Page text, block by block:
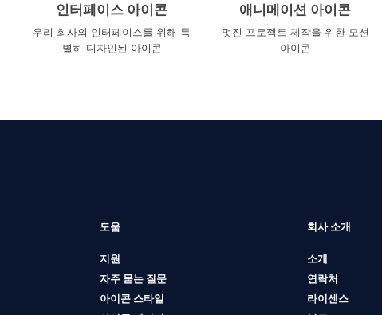
인터페이스 아이콘
우리 회사의 인터페이스를 위해 특
별히 디자인된 아이콘
애니메이션 아이콘
멋진 프로젝트 제작을 위한 모션
아이콘
도움
지원
자주 묻는 질문
아이콘 스타일
회사 소개
소개
연락처
라이센스